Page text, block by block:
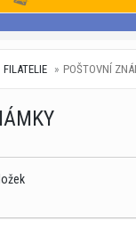
FILATELIE POŠTOVNÍ